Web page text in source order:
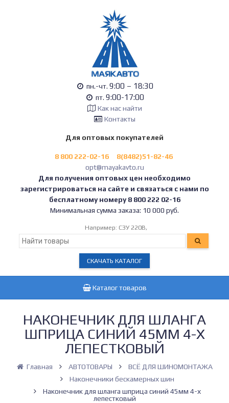
пн.-чт. 9:00 – 18:30
пт. 9:00-17:00
Как нас найти
Контакты
Для оптовых покупателей
8 800 222-02-16
8(8482)51-82-46
opt@mayakavto.ru
Для получения оптовых цен необходимо
зарегистрироваться на сайте и связаться с нами по
бесплатному номеру 8 800 222 02-16
Минимальная сумма заказа: 10 000 руб.
Например: СЗУ 220В,
СКАЧАТЬ КАТАЛОГ
Каталог товаров
НАКОНЕЧНИК ДЛЯ ШЛАНГА
ШПРИЦА СИНИЙ 45ММ 4-Х
ЛЕПЕСТКОВЫЙ
Главная АВТОТОВАРЫ
ВСЁ ДЛЯ ШИНОМОНТАЖА
Наконечники бескамерных шин
Наконечник для шланга шприца синий 45мм 4-х
лепестковый